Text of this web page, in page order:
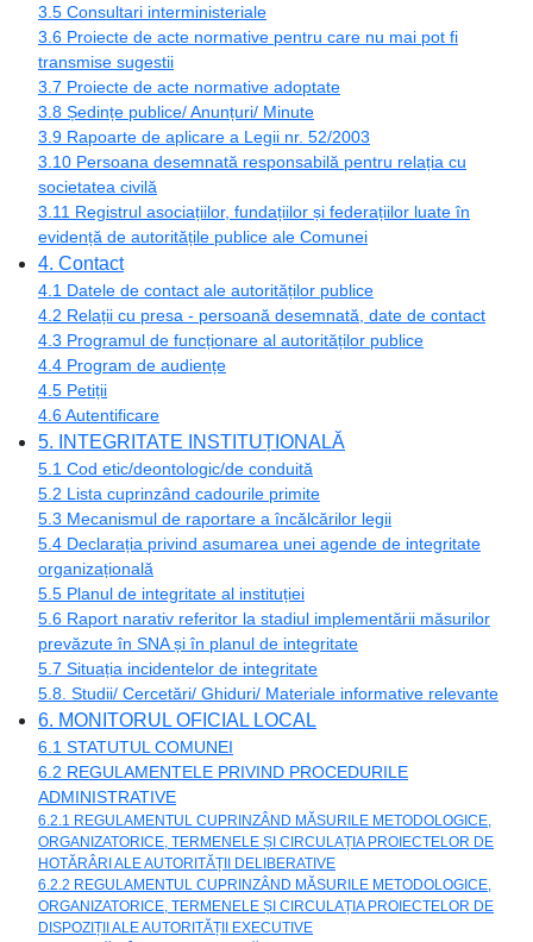
3.5 Consultari interministeriale
3.6 Proiecte de acte normative pentru care nu mai pot fi
transmise sugestii
3.7 Proiecte de acte normative adoptate
3.8 Ședințe publice/ Anunțuri/ Minute
3.9 Rapoarte de aplicare a Legii nr. 52/2003
3.10 Persoana desemnată responsabilă pentru relația cu
societatea civilă
3.11 Registrul asociațiilor, fundațiilor și federațiilor luate în
evidență de autoritățile publice ale Comunei
4. Contact
4.1 Datele de contact ale autorităților publice
4.2 Relații cu presa - persoană desemnată, date de contact
4.3 Programul de funcționare al autorităților publice
4.4 Program de audiențe
4.5 Petiții
4.6 Autentificare
5. INTEGRITATE INSTITUȚIONALĂ
5.1 Cod etic/deontologic/de conduită
5.2 Lista cuprinzând cadourile primite
5.3 Mecanismul de raportare a încălcărilor legii
5.4 Declarația privind asumarea unei agende de integritate
organizațională
5.5 Planul de integritate al instituției
5.6 Raport narativ referitor la stadiul implementării măsurilor
prevăzute în SNA și în planul de integritate
5.7 Situația incidentelor de integritate
5.8. Studii/ Cercetări/ Ghiduri/ Materiale informative relevante
6. MONITORUL OFICIAL LOCAL
6.1 STATUTUL COMUNEI
6.2 REGULAMENTELE PRIVIND PROCEDURILE
ADMINISTRATIVE
6.2.1 REGULAMENTUL CUPRINZÂND MĂSURILE METODOLOGICE,
ORGANIZATORICE, TERMENELE ȘI CIRCULAȚIA PROIECTELOR DE
HOTĂRÂRI ALE AUTORITĂȚII DELIBERATIVE
6.2.2 REGULAMENTUL CUPRINZÂND MĂSURILE METODOLOGICE,
ORGANIZATORICE, TERMENELE ȘI CIRCULAȚIA PROIECTELOR DE
DISPOZIȚII ALE AUTORITĂȚII EXECUTIVE